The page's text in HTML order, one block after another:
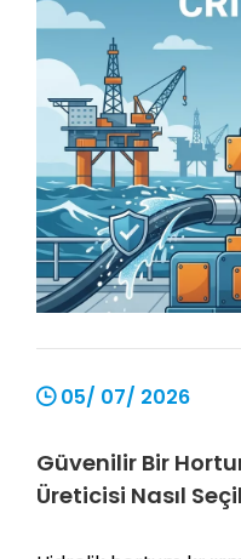
05/ 07/ 2026
Güvenilir Bir
Üreticisi Nasıl